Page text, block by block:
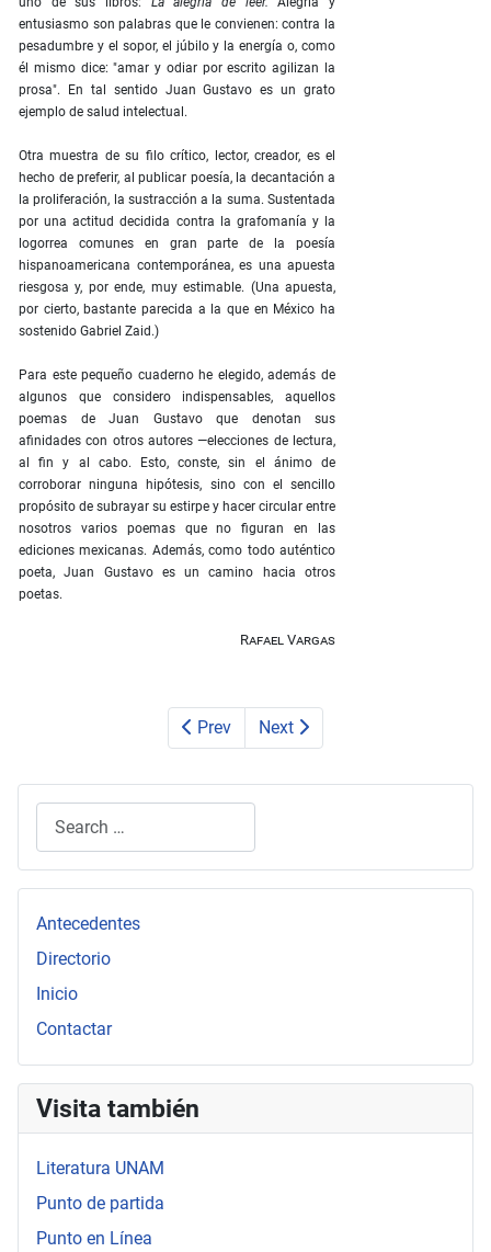
entusiasmo son palabras que le convienen: contra la
pesadumbre y el sopor, el júbilo y la energía o, como
él mismo dice: "amar y odiar por escrito agilizan la
prosa". En tal sentido Juan Gustavo es un grato
ejemplo de salud intelectual.
Otra muestra de su filo crítico, lector, creador, es el
hecho de preferir, al publicar poesía, la decantación a
la proliferación, la sustracción a la suma. Sustentada
por una actitud decidida contra la grafomanía y la
logorrea comunes en gran parte de la poesía
hispanoamericana contemporánea, es una apuesta
riesgosa y, por ende, muy estimable. (Una apuesta,
por cierto, bastante parecida a la que en México ha
sostenido Gabriel Zaid.)
Para este pequeño cuaderno he elegido, además de
algunos que considero indispensables, aquellos
poemas de Juan Gustavo que denotan sus
afinidades con otros autores —elecciones de lectura,
al fin y al cabo. Esto, conste, sin el ánimo de
corroborar ninguna hipótesis, sino con el sencillo
propósito de subrayar su estirpe y hacer circular entre
nosotros varios poemas que no figuran en las
ediciones mexicanas. Además, como todo auténtico
poeta, Juan Gustavo es un camino hacia otros
poetas.
Rafael Vargas
Prev Next
Antecedentes
Directorio
Inicio
Contactar
Visita también
Literatura UNAM
Punto de partida
Punto en Línea